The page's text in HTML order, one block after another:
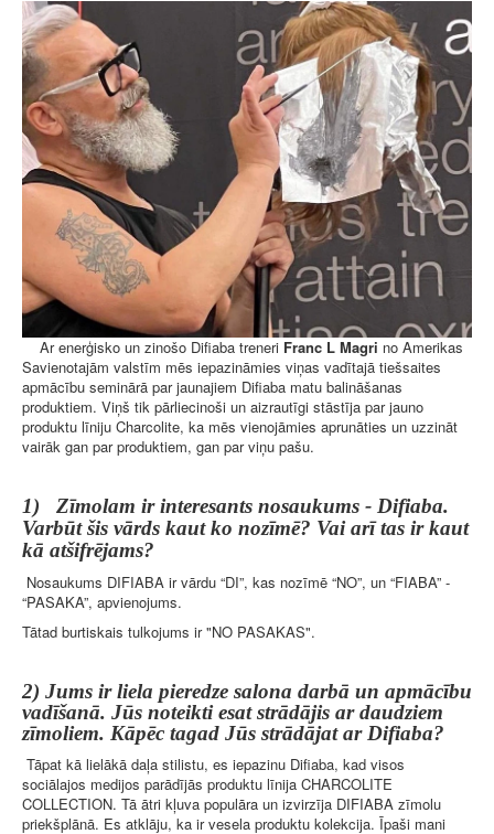
Ar enerģisko un zinošo Difiaba treneri Franc L Magri no Amerikas
Savienotajām valstīm mēs iepazināmies viņas vadītajā tiešsaites
apmācību seminārā par jaunajiem Difiaba matu balināšanas
produktiem. Viņš tik pārliecinoši un aizrautīgi stāstīja par jauno
produktu līniju Charcolite, ka mēs vienojāmies aprunāties un uzzināt
vairāk gan par produktiem, gan par viņu pašu.
1) Zīmolam ir interesants nosaukums - Difiaba.
Varbūt šis vārds kaut ko nozīmē? Vai arī tas ir kaut
kā atšifrējams?
Nosaukums DIFIABA ir vārdu “DI”, kas nozīmē “NO”, un “FIABA” -
“PASAKA”, apvienojums.
Tātad burtiskais tulkojums ir "NO PASAKAS".
2) Jums ir liela pieredze salona darbā un apmācību
vadīšanā. Jūs noteikti esat strādājis ar daudziem
zīmoliem. Kāpēc tagad Jūs strādājat ar Difiaba?
Tāpat kā lielākā daļa stilistu, es iepazinu Difiaba, kad visos
sociālajos medijos parādījās produktu līnija CHARCOLITE
COLLECTION. Tā ātri kļuva populāra un izvirzīja DIFIABA zīmolu
priekšplānā. Es atklāju, ka ir vesela produktu kolekcija. Īpaši mani